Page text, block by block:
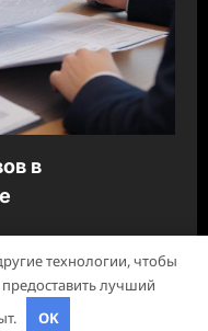
в
зарезервированы.
технологии, чтобы
лучший
OK